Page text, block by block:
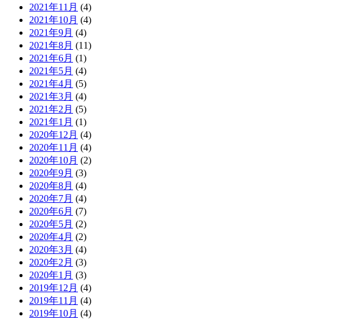
2021年11月 (4)
2021年10月 (4)
2021年9月 (4)
2021年8月 (11)
2021年6月 (1)
2021年5月 (4)
2021年4月 (5)
2021年3月 (4)
2021年2月 (5)
2021年1月 (1)
2020年12月 (4)
2020年11月 (4)
2020年10月 (2)
2020年9月 (3)
2020年8月 (4)
2020年7月 (4)
2020年6月 (7)
2020年5月 (2)
2020年4月 (2)
2020年3月 (4)
2020年2月 (3)
2020年1月 (3)
2019年12月 (4)
2019年11月 (4)
2019年10月 (4)